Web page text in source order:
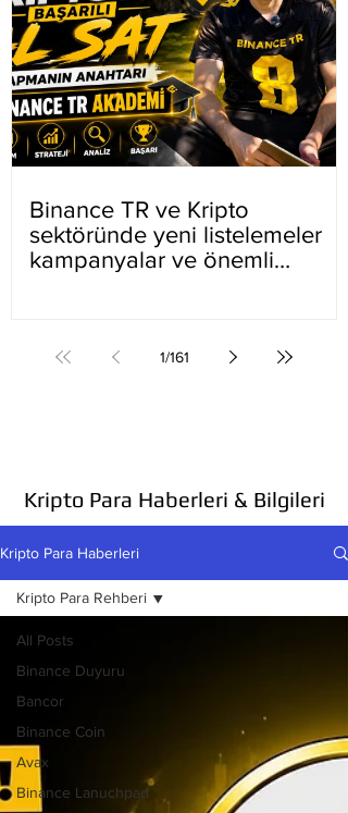
Binance TR ve Kripto
sektöründe yeni listelemeler
kampanyalar ve önemli
1/161
Kripto Para Haberleri & Bilgileri
Kripto Para Haberleri
All Posts
Binance Duyuru
Bancor
Binance Coin
Avax
Binance Lanuchpad
Kripto Para Rehberi